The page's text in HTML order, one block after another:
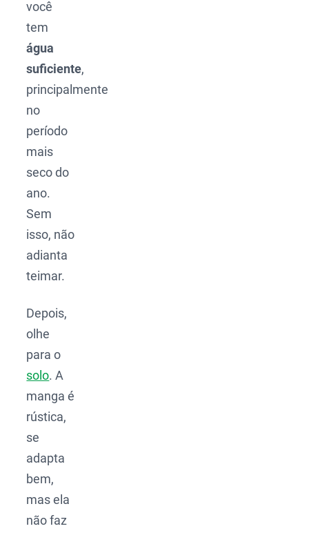
você
tem
água
suficiente,
principalmente
no
período
mais
seco do
ano.
Sem
isso, não
adianta
teimar.
Depois,
olhe
para o
solo. A
manga é
rústica,
se
adapta
bem,
mas ela
não faz